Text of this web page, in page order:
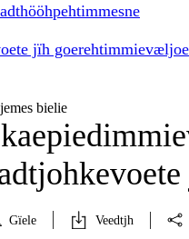
jïh goerehtimmievæljoe
bielie
Gïele Veedtjh